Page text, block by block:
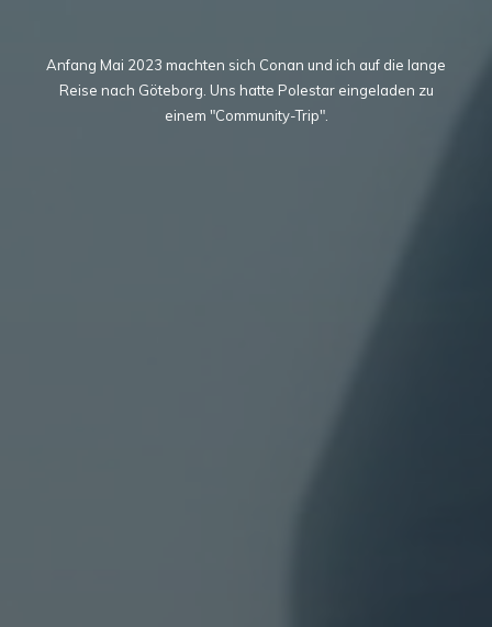
Anfang Mai 2023 machten sich Conan und ich auf die lange
Reise nach Göteborg. Uns hatte Polestar eingeladen zu
einem "Community-Trip".